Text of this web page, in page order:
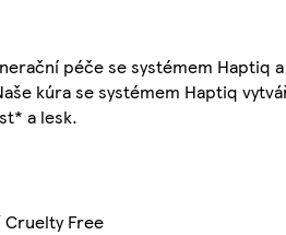
péče se systémem Haptiq
kúra se systémem Haptiq
a lesk.
Cruelty Free